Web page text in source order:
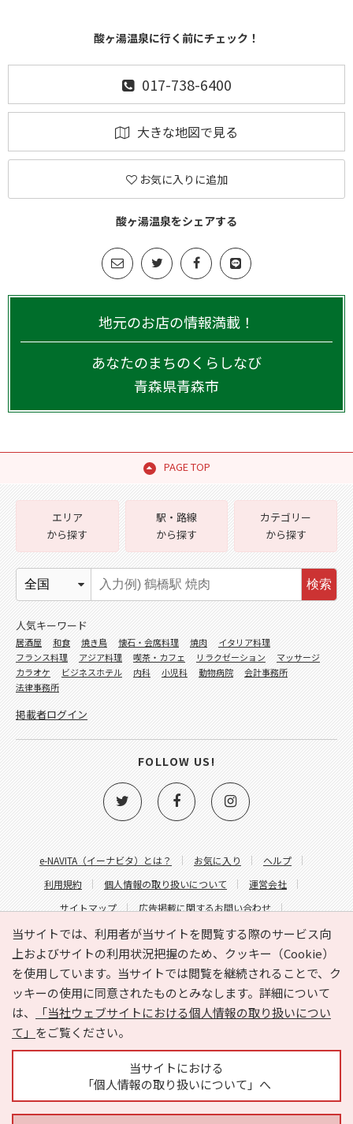
酸ヶ湯温泉に行く前にチェック！
017-738-6400
大きな地図で見る
お気に入りに追加
酸ヶ湯温泉をシェアする
地元のお店の情報満載！
あなたのまちのくらしなび
青森県青森市
PAGE TOP
当サイトでは、利用者が当サイトを閲覧する際のサービス向
上およびサイトの利用状況把握のため、クッキー（Cookie）
を使用しています。当サイトでは閲覧を継続されることで、ク
ッキーの使用に同意されたものとみなします。詳細について
は、
「当社ウェブサイトにおける個人情報の取り扱いについ
て」 をご覧ください。
当サイトにおける
「個人情報の取り扱いについて」へ
e-NAVITA（イーナビタ）とは？ お気に入り
ヘルプ
利用規約
個人情報の取り扱いについて
運営会社
サイトマップ
広告掲載に関するお問い合わせ
サイトの内容に関するお問い合わせ
エリア
から探す
駅・路線
から探す
カテゴリー
から探す
検索
人気キーワード
居酒屋 和食 焼き鳥 懐石・会席料理 焼肉
イタリア料理
フランス料理
アジア料理 喫茶・カフェ リラクゼーション
マッサージ
カラオケ
ビジネスホテル 内科 小児科 動物病院
会計事務所
法律事務所
掲載者ログイン
FOLLOW US!
Copyright © HYOJITO.Co.,Ltd. All Rights Reserved.